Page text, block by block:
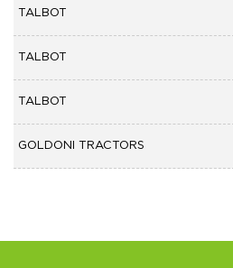
TALBOT
TALBOT
TALBOT
GOLDONI TRACTORS